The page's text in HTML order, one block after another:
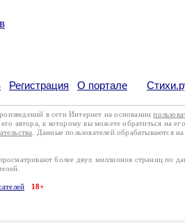
Регистрация О портале
в сети Интернет на основании
автора, к которому вы можете обратиться на
. Данные пользователей обрабатываются
более двух миллионов страниц по
18+